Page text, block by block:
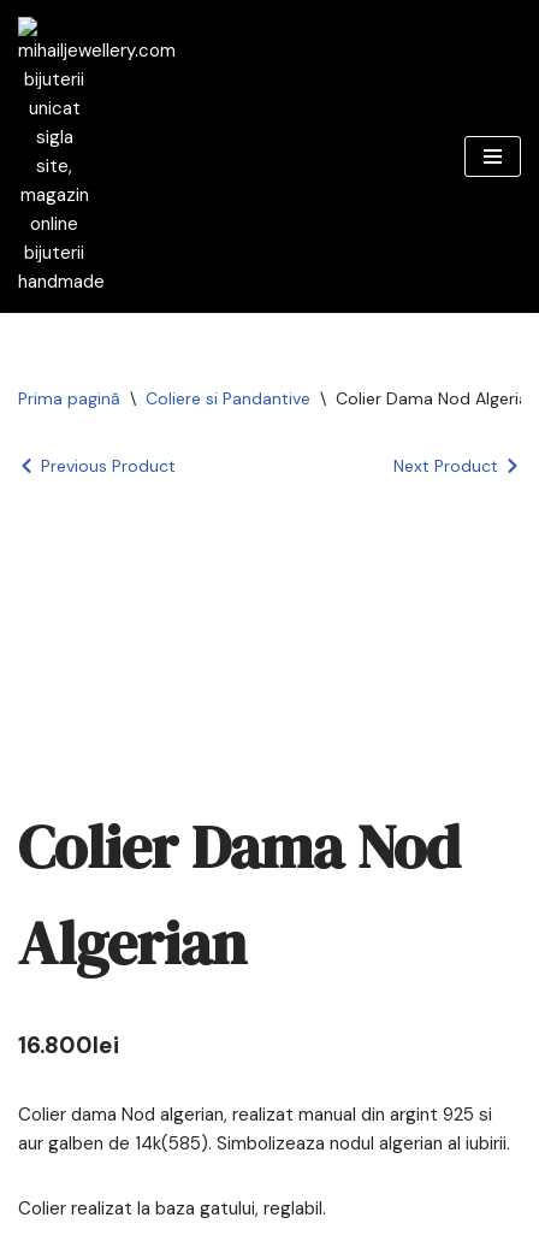
Prima pagină \ Coliere si Pandantive \ Colier Dama Nod Algerian
Previous Product Next Product
Colier Dama Nod
Algerian
16.800lei
Colier dama Nod algerian, realizat manual din argint 925 si
aur galben de 14k(585). Simbolizeaza nodul algerian al iubirii.
Colier realizat la baza gatului, reglabil.